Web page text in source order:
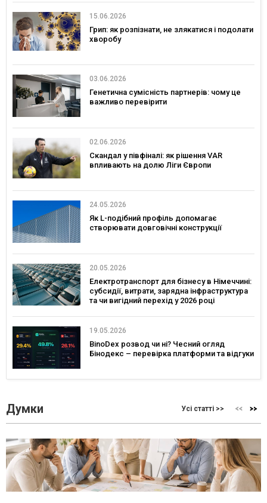
15.06.2026
Грип: як розпізнати, не злякатися і подолати
хворобу
03.06.2026
Генетична сумісність партнерів: чому це
важливо перевірити
02.06.2026
Скандал у півфіналі: як рішення VAR
впливають на долю Ліги Європи
24.05.2026
Як L-подібний профіль допомагає
створювати довговічні конструкції
20.05.2026
Електротранспорт для бізнесу в Німеччині:
субсидії, витрати, зарядна інфраструктура
та чи вигідний перехід у 2026 році
19.05.2026
BinoDex розвод чи ні? Чесний огляд
Бінодекс – перевірка платформи та відгуки
Думки Усі статті >>